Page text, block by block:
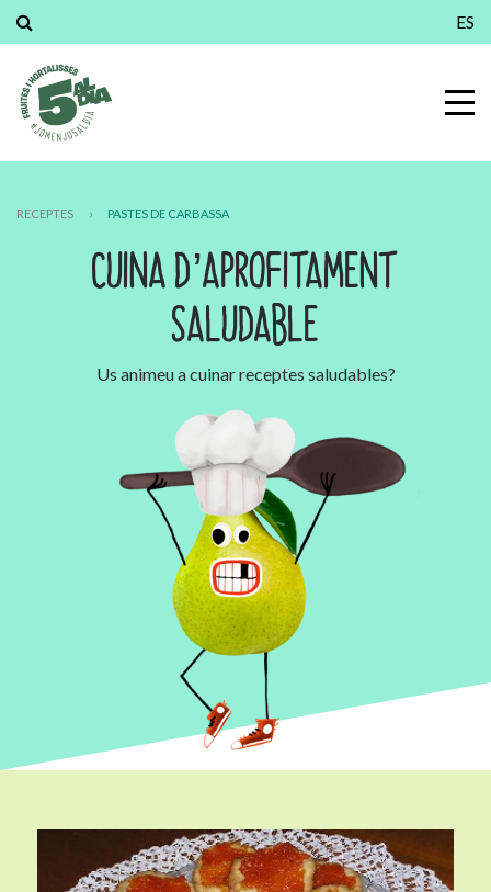
ES
RECEPTES › PASTES DE CARBASSA
CUINA D’APROFITAMENT
SALUDABLE
Us animeu a cuinar receptes saludables?